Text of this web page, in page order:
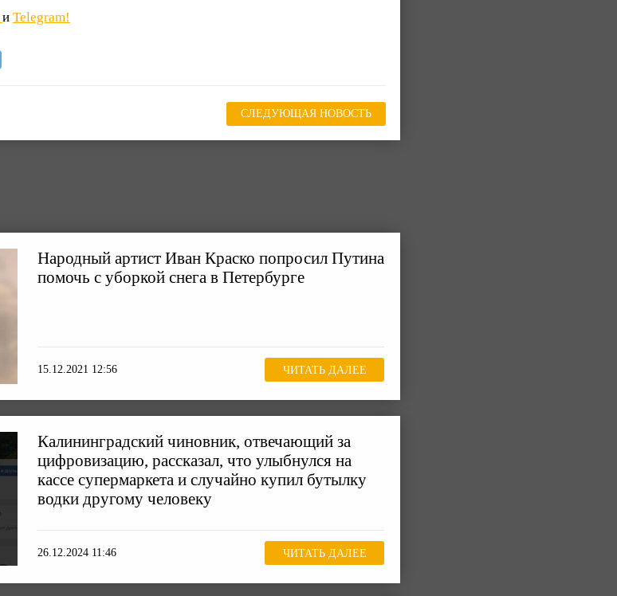
и Telegram!
СЛЕДУЮЩАЯ НОВОСТЬ
Народный артист Иван Краско попросил Путина
помочь с уборкой снега в Петербурге
15.12.2021 12:56 ЧИТАТЬ ДАЛЕЕ
Калининградский чиновник, отвечающий за
цифровизацию, рассказал, что улыбнулся на
кассе супермаркета и случайно купил бутылку
водки другому человеку
26.12.2024 11:46 ЧИТАТЬ ДАЛЕЕ